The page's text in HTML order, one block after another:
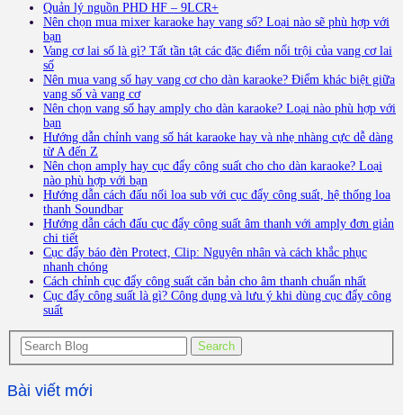
Quản lý nguồn PHD HF – 9LCR+
Nên chọn mua mixer karaoke hay vang số? Loại nào sẽ phù hợp với
bạn
Vang cơ lai số là gì? Tất tần tật các đặc điểm nổi trội của vang cơ lai
số
Nên mua vang số hay vang cơ cho dàn karaoke? Điểm khác biệt giữa
vang số và vang cơ
Nên chọn vang số hay amply cho dàn karaoke? Loại nào phù hợp với
bạn
Hướng dẫn chỉnh vang số hát karaoke hay và nhẹ nhàng cực dễ dàng
từ A đến Z
Nên chọn amply hay cục đẩy công suất cho cho dàn karaoke? Loại
nào phù hợp với bạn
Hướng dẫn cách đấu nối loa sub với cục đẩy công suất, hệ thống loa
thanh Soundbar
Hướng dẫn cách đấu cục đẩy công suất âm thanh với amply đơn giản
chi tiết
Cục đẩy báo đèn Protect, Clip: Nguyên nhân và cách khắc phục
nhanh chóng
Cách chỉnh cục đẩy công suất căn bản cho âm thanh chuẩn nhất
Cục đẩy công suất là gì? Công dụng và lưu ý khi dùng cục đẩy công
suất
Bài viết mới